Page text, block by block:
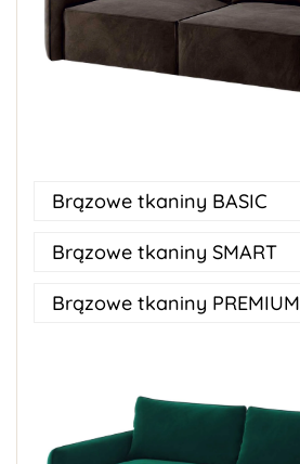
Brązowe tkaniny BASIC
Brązowe tkaniny SMART
Brązowe tkaniny PREMIUM